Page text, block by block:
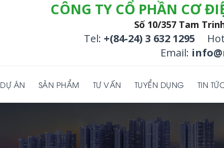
CÔNG TY CỔ PHẦN CƠ
Số 10/357 Tam
Tel: +(84-24) 3 632 1295
Email:
DỰ ÁN SẢN PHẨM TƯ VẤN TUYỂN DỤNG TIN